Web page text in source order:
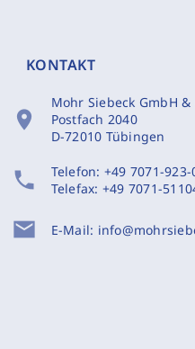
KONTAKT
location_on
Mohr Siebeck GmbH &
Postfach 2040
D-72010 Tübingen
phone Telefon: +49 7071-923-
Telefax: +49 7071-
mail E-Mail: